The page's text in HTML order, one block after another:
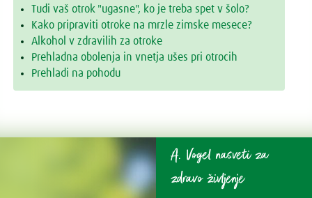
Tudi vaš otrok "ugasne", ko je treba spet v šolo?
Kako pripraviti otroke na mrzle zimske mesece?
Alkohol v zdravilih za otroke
Prehladna obolenja in vnetja ušes pri otrocih
Prehladi na pohodu
A. Vogel nasveti za
zdravo življenje